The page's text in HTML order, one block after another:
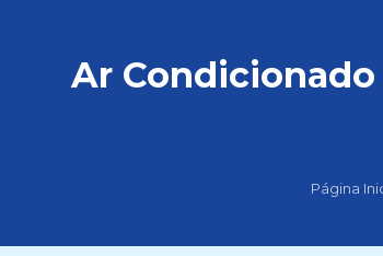
Ar
Página